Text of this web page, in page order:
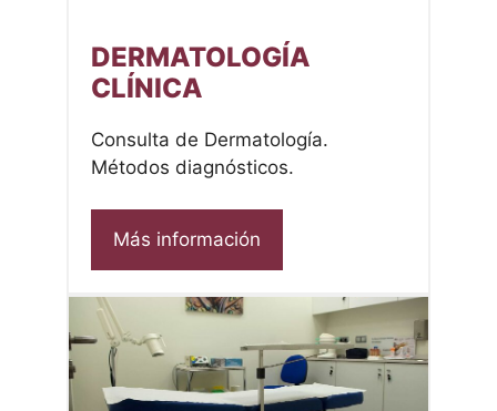
DERMATOLOGÍA
CLÍNICA
Consulta de Dermatología.
Métodos diagnósticos.
Más información